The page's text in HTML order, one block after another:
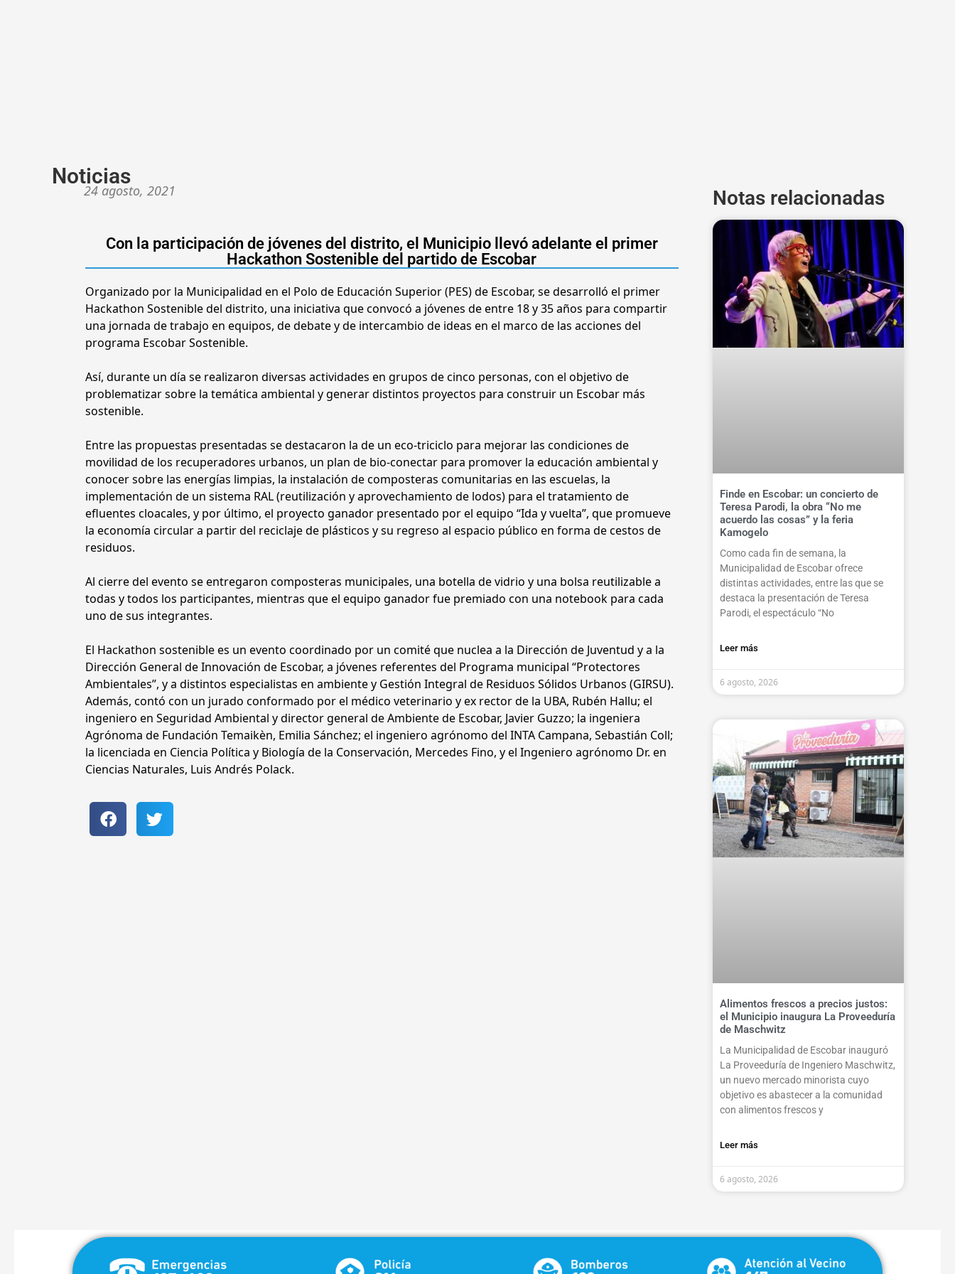
Noticias
24 agosto, 2021
Con la participación de jóvenes del distrito, el Municipio llevó adelante el primer
Hackathon Sostenible del partido de Escobar
Organizado por la Municipalidad en el Polo de Educación Superior (PES) de Escobar, se desarrolló el primer
Hackathon Sostenible del distrito, una iniciativa que convocó a jóvenes de entre 18 y 35 años para compartir
una jornada de trabajo en equipos, de debate y de intercambio de ideas en el marco de las acciones del
programa Escobar Sostenible.
Así, durante un día se realizaron diversas actividades en grupos de cinco personas, con el objetivo de
problematizar sobre la temática ambiental y generar distintos proyectos para construir un Escobar más
sostenible.
Entre las propuestas presentadas se destacaron la de un eco-triciclo para mejorar las condiciones de
movilidad de los recuperadores urbanos, un plan de bio-conectar para promover la educación ambiental y
conocer sobre las energías limpias, la instalación de composteras comunitarias en las escuelas, la
implementación de un sistema RAL (reutilización y aprovechamiento de lodos) para el tratamiento de
efluentes cloacales, y por último, el proyecto ganador presentado por el equipo “Ida y vuelta”, que promueve
la economía circular a partir del reciclaje de plásticos y su regreso al espacio público en forma de cestos de
residuos.
Al cierre del evento se entregaron composteras municipales, una botella de vidrio y una bolsa reutilizable a
todas y todos los participantes, mientras que el equipo ganador fue premiado con una notebook para cada
uno de sus integrantes.
El Hackathon sostenible es un evento coordinado por un comité que nuclea a la Dirección de Juventud y a la
Dirección General de Innovación de Escobar, a jóvenes referentes del Programa municipal “Protectores
Ambientales”, y a distintos especialistas en ambiente y Gestión Integral de Residuos Sólidos Urbanos (GIRSU).
Además, contó con un jurado conformado por el médico veterinario y ex rector de la UBA, Rubén Hallu; el
ingeniero en Seguridad Ambiental y director general de Ambiente de Escobar, Javier Guzzo; la ingeniera
Agrónoma de Fundación Temaikèn, Emilia Sánchez; el ingeniero agrónomo del INTA Campana, Sebastián Coll;
la licenciada en Ciencia Política y Biología de la Conservación, Mercedes Fino, y el Ingeniero agrónomo Dr. en
Ciencias Naturales, Luis Andrés Polack.
Notas relacionadas
Finde en Escobar: un concierto de
Teresa Parodi, la obra “No me
acuerdo las cosas” y la feria
Kamogelo
Como cada fin de semana, la
Municipalidad de Escobar ofrece
distintas actividades, entre las que se
destaca la presentación de Teresa
Parodi, el espectáculo “No
Leer más
6 agosto, 2026
Alimentos frescos a precios justos:
el Municipio inaugura La Proveeduría
de Maschwitz
La Municipalidad de Escobar inauguró
La Proveeduría de Ingeniero Maschwitz,
un nuevo mercado minorista cuyo
objetivo es abastecer a la comunidad
con alimentos frescos y
Leer más
6 agosto, 2026